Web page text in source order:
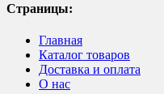
Страницы:
Главная
Каталог товаров
Доставка и оплата
О нас